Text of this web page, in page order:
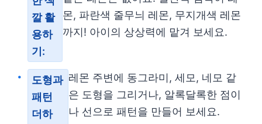
깔 활
용하
기:
몬, 파란색 줄무늬 레몬, 무지개색 레몬
까지! 아이의 상상력에 맡겨 보세요.
도형과
패턴
더하
레몬 주변에 동그라미, 세모, 네모 같
은 도형을 그리거나, 알록달록한 점이
나 선으로 패턴을 만들어 보세요.